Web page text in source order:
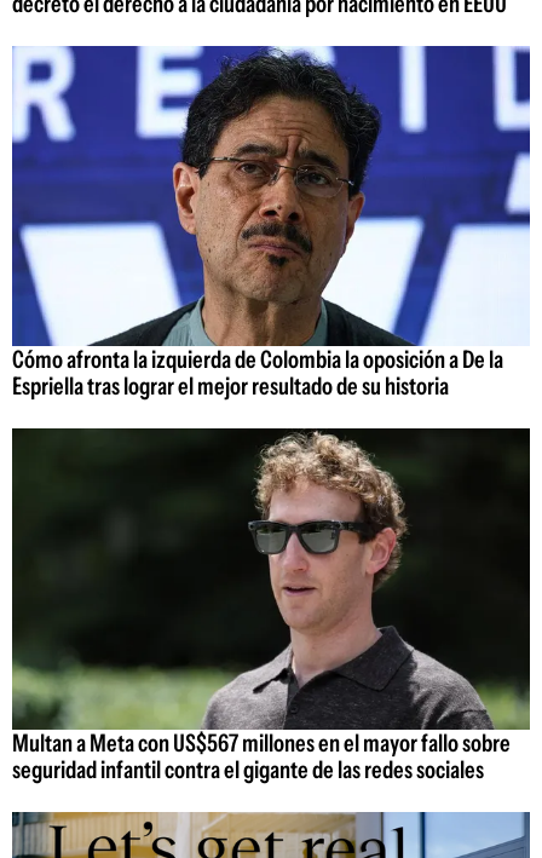
Cómo afronta la izquierda de Colombia la oposición a De la
Espriella tras lograr el mejor resultado de su historia
Multan a Meta con US$567 millones en el mayor fallo sobre
seguridad infantil contra el gigante de las redes sociales